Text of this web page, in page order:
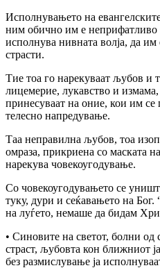
Исполнувањето на
ним обично им е неприфатливо
исполнува нивната волја, да
страсти.
Тие тоа го нарекуваат љубов и
лицемерие, лукавство и
принесуваат на оние, кои им се
телесно напредување.
Таа неправилна љубов, тоа
омраза, прикриена co маската
нарекува човекоугодување.
Co човекоугодувањето се
туку, дури и сеќавањето на
на луѓето, немаше да бидам
• Синовите на светот, болни
страст, љубовта кон ближниот
без размислување ја